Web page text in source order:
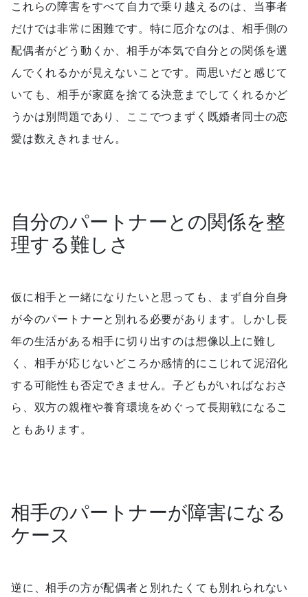
これらの障害をすべて自力で乗り越えるのは、当事者
だけでは非常に困難です。特に厄介なのは、相手側の
配偶者がどう動くか、相手が本気で自分との関係を選
んでくれるかが見えないことです。両思いだと感じて
いても、相手が家庭を捨てる決意までしてくれるかど
うかは別問題であり、ここでつまずく既婚者同士の恋
愛は数えきれません。
自分のパートナーとの関係を整
理する難しさ
仮に相手と一緒になりたいと思っても、まず自分自身
が今のパートナーと別れる必要があります。しかし長
年の生活がある相手に切り出すのは想像以上に難し
く、相手が応じないどころか感情的にこじれて泥沼化
する可能性も否定できません。子どもがいればなおさ
ら、双方の親権や養育環境をめぐって長期戦になるこ
ともあります。
相手のパートナーが障害になる
ケース
逆に、相手の方が配偶者と別れたくても別れられない